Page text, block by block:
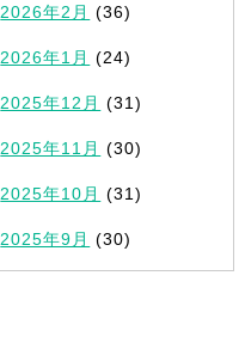
2026年2月 (36)
2026年1月 (24)
2025年12月 (31)
2025年11月 (30)
2025年10月 (31)
2025年9月 (30)